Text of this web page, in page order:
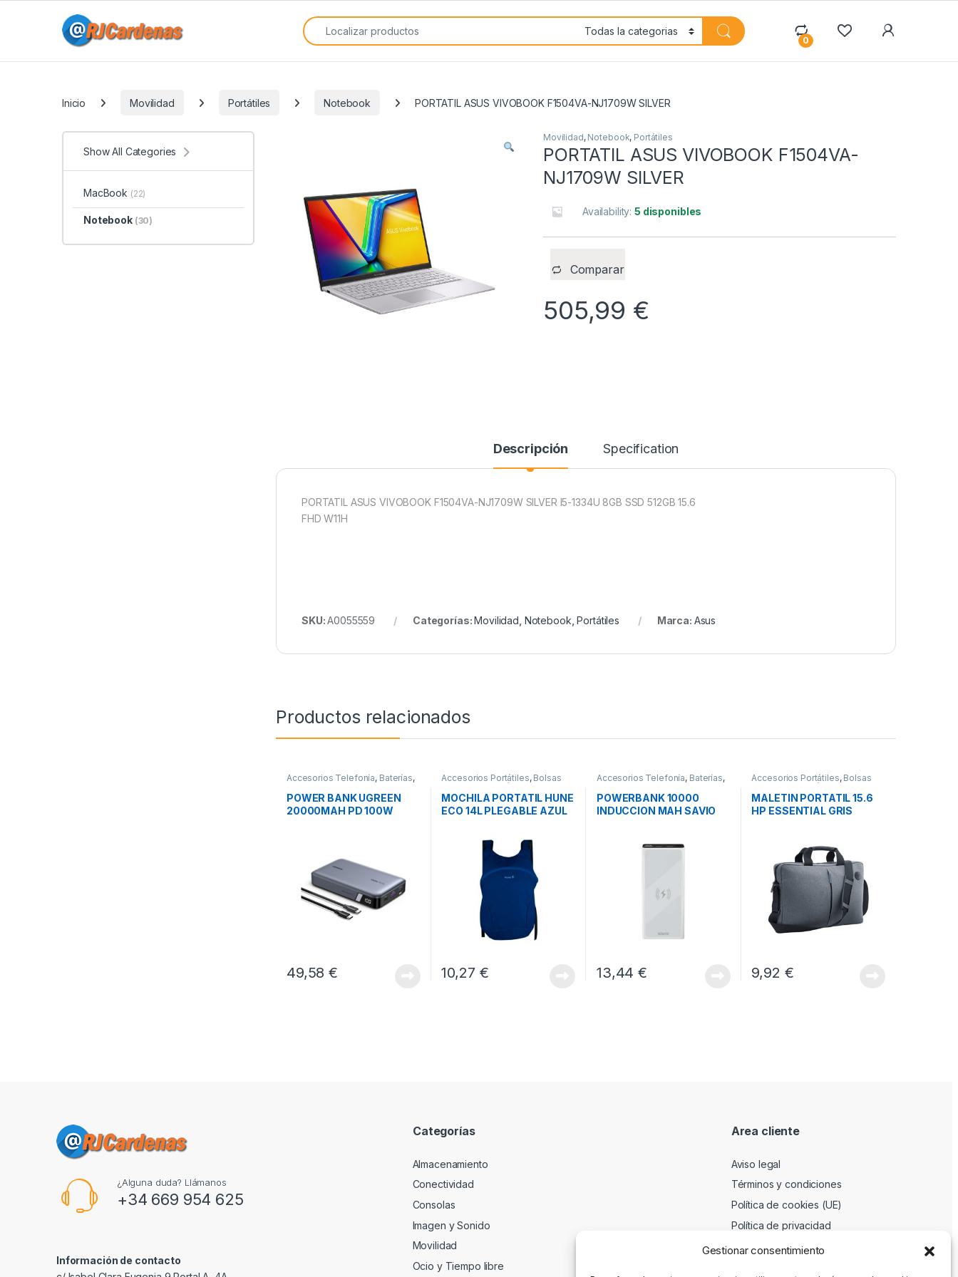
Gestionar consentimiento
Search for:
0
Inicio Movilidad Portátiles Notebook PORTATIL ASUS VIVOBOOK F1504VA-NJ1709W SILVER
Movilidad, Notebook, Portátiles
PORTATIL ASUS VIVOBOOK F1504VA-
NJ1709W SILVER
Availability:5 disponibles
Comparar
505,99 €
Descripción Specification
PORTATIL ASUS VIVOBOOK F1504VA-NJ1709W SILVER I5-1334U 8GB SSD 512GB 15.6
FHD W11H
SKU:A0055559 Categorías:Movilidad Notebook ,Portátiles Marca: Asus
Productos relacionados
Accesorios Telefonía, Baterías,
POWER BANK UGREEN
20000MAH PD 100W
49,58€
Accesorios Portátiles, Bolsas
Transporte Portátiles
MOCHILA PORTATIL HUNE
ECO 14L PLEGABLE AZUL
10,27 €
Accesorios Telefonía, Baterías,
POWERBANK 10000
INDUCCION MAH SAVIO
13,44€
Accesorios Portátiles, Bolsas
Transporte Portátiles
MALETIN PORTATIL 15.6
HP ESSENTIAL GRIS
9,92 €
Show All Categories
MacBook (22)
Notebook (30)
¿Alguna duda? Llámanos
+34 669 954 625
Información de contacto
Categorías
Almacenamiento
Conectividad
Consolas
Imagen y Sonido
Movilidad
Ocio y Tiempo libre
Area cliente
Aviso legal
Términos y condiciones
Política de cookies (UE)
Política de privacidad